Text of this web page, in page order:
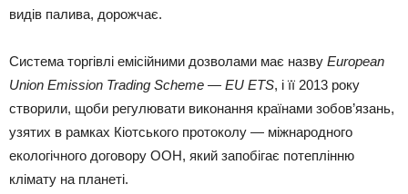
видів палива, дорожчає.
Система торгівлі емісійними дозволами має назву European
Union Emission Trading Scheme — EU ETS, і її 2013 року
створили, щоби регулювати виконання країнами зобов’язань,
узятих в рамках Кіотського протоколу — міжнародного
екологічного договору ООН, який запобігає потеплінню
клімату на планеті.